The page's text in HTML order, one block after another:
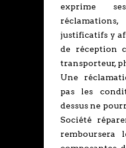
exprime
justificatifs y
de réception
transporteur,
Une
pas les
dessus ne
Société
remboursera